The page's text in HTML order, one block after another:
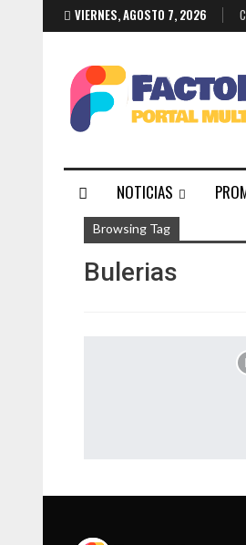
VIERNES, AGOSTO 7, 2026
NOTICIAS
Browsing Tag
Bulerias